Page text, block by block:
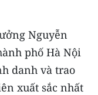
Nguyễn
phố Hà Nội
danh và trao
xuất sắc nhất